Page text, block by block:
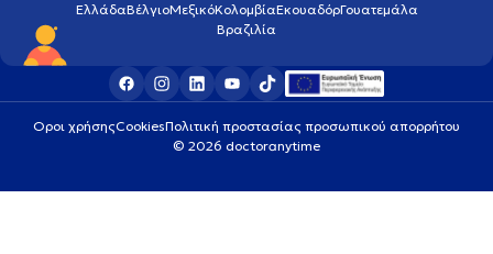
ΕλλάδαΒέλγιοΜεξικόΚολομβίαΕκουαδόρΓουατεμάλα
Βραζιλία
Οροι χρήσηςCookiesΠολιτική προστασίας προσωπικού απορρήτου
© 2026 doctoranytime